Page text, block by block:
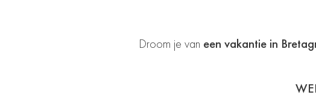
Droom je van een vakantie in